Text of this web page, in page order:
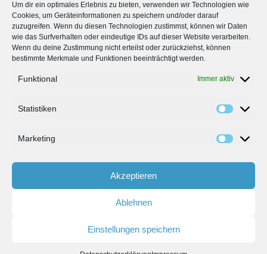
Um dir ein optimales Erlebnis zu bieten, verwenden wir Technologien wie
Cookies, um Geräteinformationen zu speichern und/oder darauf
zuzugreifen. Wenn du diesen Technologien zustimmst, können wir Daten
wie das Surfverhalten oder eindeutige IDs auf dieser Website verarbeiten.
Wenn du deine Zustimmung nicht erteilst oder zurückziehst, können
bestimmte Merkmale und Funktionen beeinträchtigt werden.
Funktional Immer aktiv
Statistiken
Marketing
Akzeptieren
Ablehnen
Einstellungen speichern